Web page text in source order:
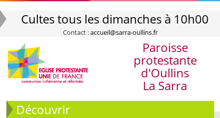
Cultes tous les dimanches à 10h00
Contact :accueil@sarra-oullins.fr
Paroisse
protestante
d'Oullins
La Sarra
Découvrir